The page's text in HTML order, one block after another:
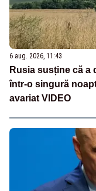
6 aug. 2026, 11:43
Rusia susține că a
într-o singură
avariat VIDEO